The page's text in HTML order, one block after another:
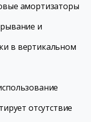
амортизаторы
и
в вертикальном
отсутствие